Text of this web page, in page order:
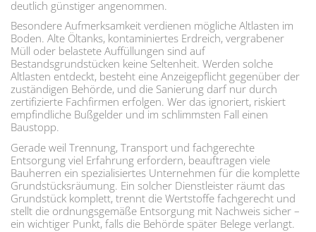
deutlich günstiger angenommen.
Besondere Aufmerksamkeit verdienen mögliche Altlasten im
Boden. Alte Öltanks, kontaminiertes Erdreich, vergrabener
Müll oder belastete Auffüllungen sind auf
Bestandsgrundstücken keine Seltenheit. Werden solche
Altlasten entdeckt, besteht eine Anzeigepflicht gegenüber der
zuständigen Behörde, und die Sanierung darf nur durch
zertifizierte Fachfirmen erfolgen. Wer das ignoriert, riskiert
empfindliche Bußgelder und im schlimmsten Fall einen
Baustopp.
Gerade weil Trennung, Transport und fachgerechte
Entsorgung viel Erfahrung erfordern, beauftragen viele
Bauherren ein spezialisiertes Unternehmen für die komplette
Grundstücksräumung. Ein solcher Dienstleister räumt das
Grundstück komplett, trennt die Wertstoffe fachgerecht und
stellt die ordnungsgemäße Entsorgung mit Nachweis sicher –
ein wichtiger Punkt, falls die Behörde später Belege verlangt.